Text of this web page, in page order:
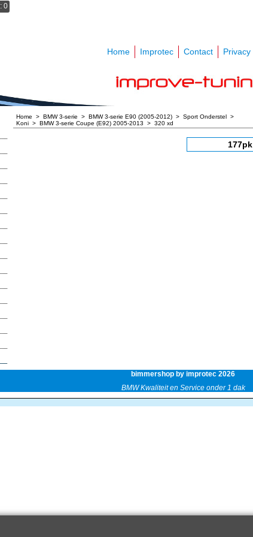
: 0
Home Improtec Contact Privacy
Home > BMW 3-serie > BMW 3-serie E90 (2005-2012) > Sport Onderstel >
Koni > BMW 3-serie Coupe (E92) 2005-2013 > 320 xd
177pk
bimmershop by improtec 2026
BMW Kwaliteit en Service onder 1 dak